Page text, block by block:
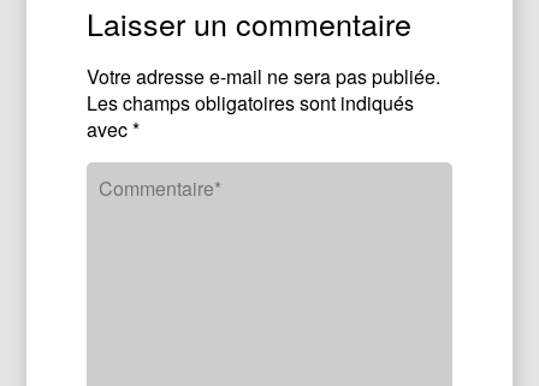
Laisser un commentaire
Votre adresse e-mail ne sera pas publiée.
Les champs obligatoires sont indiqués
avec*